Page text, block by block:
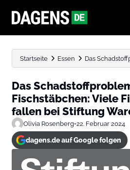
Startseite Essen Das
Das
Fischstäbchen: Viele
fallen bei Stiftung
Olivia Rosenberg•22. Februar 2024
dagens.de auf Google folgen